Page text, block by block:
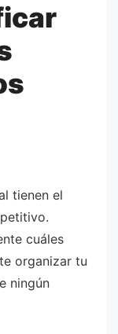
tienen el
cuáles
organizar tu
ningún